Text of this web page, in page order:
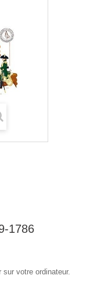
1786
sur votre ordinateur.